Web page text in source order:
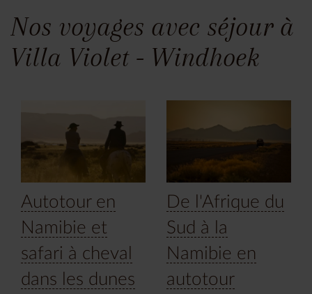
Nos voyages avec séjour à
Villa Violet - Windhoek
Autotour en
Namibie et
safari à cheval
dans les dunes
De l'Afrique du
Sud à la
Namibie en
autotour